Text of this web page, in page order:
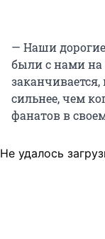
— Наши
были с нами на
сильнее, чем
фанатов в
Не удалось